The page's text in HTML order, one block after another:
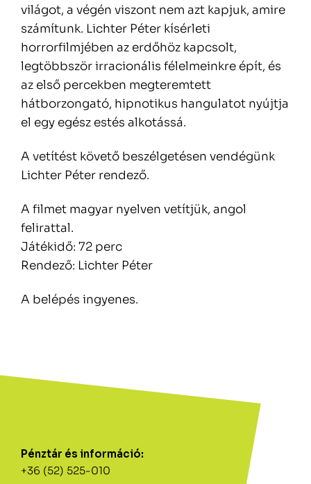
Pénztár és információ:
+36 (52) 525-010
világot, a végén viszont nem azt kapjuk, amire
számítunk. Lichter Péter kísérleti
horrorfilmjében az erdőhöz kapcsolt,
legtöbbször irracionális félelmeinkre épít, és
az első percekben megteremtett
hátborzongató, hipnotikus hangulatot nyújtja
el egy egész estés alkotássá.
A vetítést követő beszélgetésen vendégünk
Lichter Péter rendező.
A filmet magyar nyelven vetítjük, angol
felirattal.
Játékidő: 72 perc
Rendező: Lichter Péter
A belépés ingyenes.